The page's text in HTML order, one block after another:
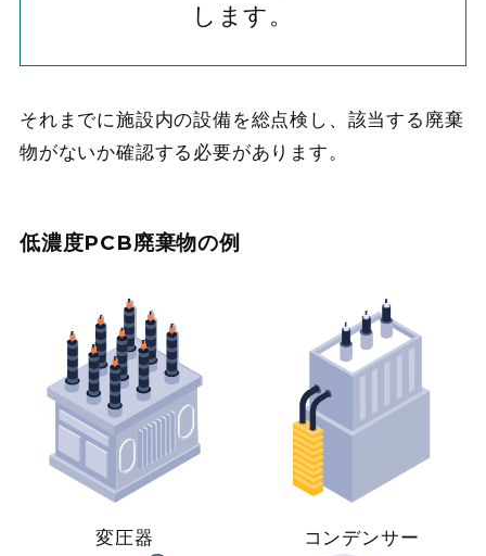
します。
それまでに施設内の設備を総点検し、該当する廃棄
物がないか確認する必要があります。
低濃度PCB廃棄物の例
変圧器 コンデンサー